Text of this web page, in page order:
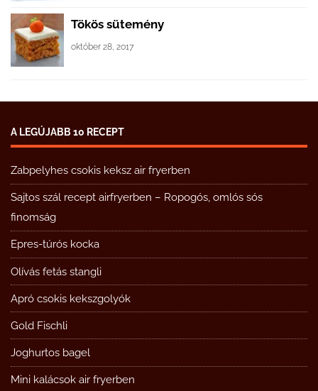
Tökös sütemény
október 28, 2017
A LEGÚJABB 10 RECEPT
Zabpelyhes csokis keksz air fryerben
Sajtos szál recept airfryerben – Ropogós, omlós sós
finomság
Epres-túrós kocka
Olívás fetás stangli
Apró csokis kekszgolyók
Gold Fischli
Joghurtos bagel
Mini kalácsok air fryerben